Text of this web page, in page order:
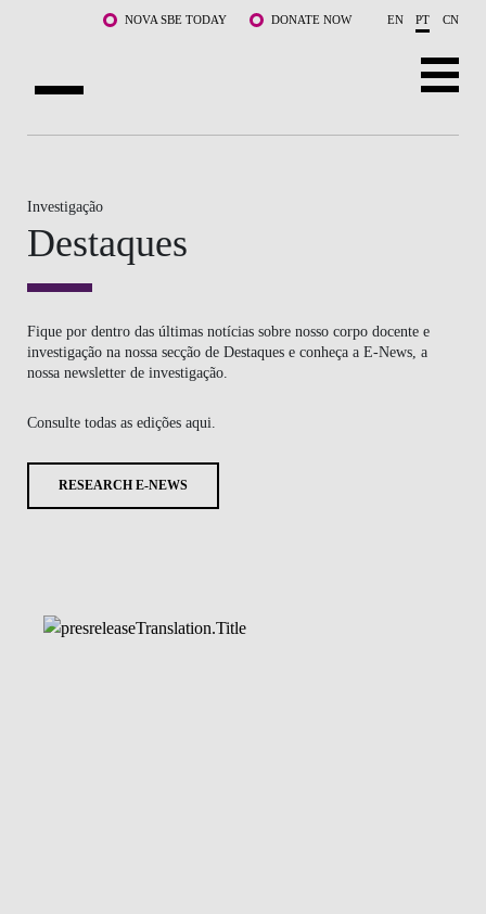
Saltar para o conteúdo principalNOVA SBE TODAY DONATE NOW EN PT CN
CURSOS
DOCENTES E INVESTIGAÇÃO
COMUNIDADE
LIFE AT NOVA SBE
Investigação
Destaques
Fique por dentro das últimas notícias sobre nosso corpo docente e
investigação na nossa secção de Destaques e conheça a E-News, a
nossa newsletter de investigação.
Consulte todas as edições aqui.
RESEARCH E-NEWS